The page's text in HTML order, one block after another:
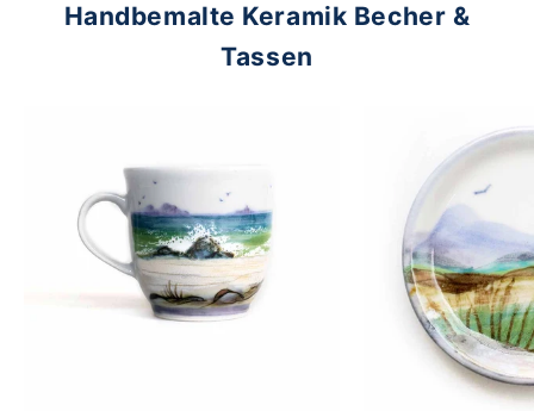
Handbemalte Keramik Becher &
Tassen